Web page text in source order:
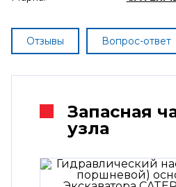
Отзывы Вопрос-ответ
Запасная
узла